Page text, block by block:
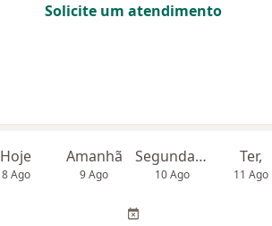
Solicite um atendimento
Hoje
8 Ago
Amanhã
9 Ago
Segunda-feira
10 Ago
Ter,
11 Ago